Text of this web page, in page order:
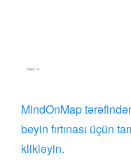
MindOnMap
beyin fırtınası üçün
klikləyin.